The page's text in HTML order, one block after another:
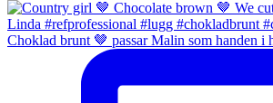
Choklad brunt 🤎 passar Malin som handen i